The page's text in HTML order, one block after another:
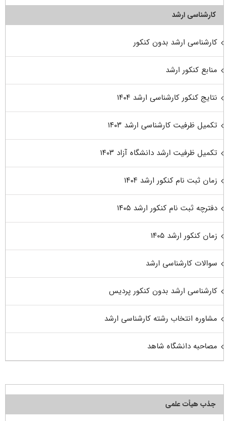
کارشناسی ارشد
کارشناسی ارشد بدون کنکور
منابع کنکور ارشد
نتایج کنکور کارشناسی ارشد ۱۴۰۴
تکمیل ظرفیت کارشناسی ارشد ۱۴۰۳
تکمیل ظرفیت ارشد دانشگاه آزاد ۱۴۰۳
زمان ثبت نام کنکور ارشد ۱۴۰۴
دفترچه ثبت نام کنکور ارشد ۱۴۰۵
زمان کنکور ارشد ۱۴۰۵
سوالات کارشناسی ارشد
کارشناسی ارشد بدون کنکور پردیس
مشاوره انتخاب رشته کارشناسی ارشد
مصاحبه دانشگاه شاهد
جذب هیأت علمی